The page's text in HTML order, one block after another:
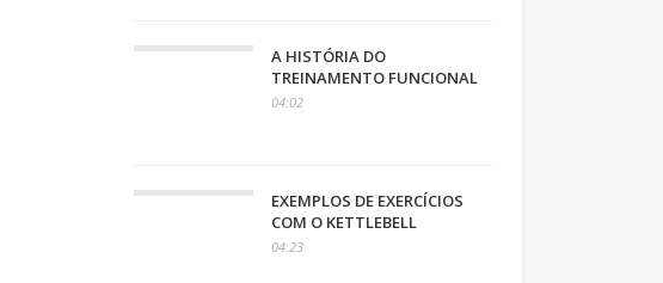
A HISTÓRIA DO
TREINAMENTO FUNCIONAL
04:02
EXEMPLOS DE EXERCÍCIOS
COM O KETTLEBELL
04:23